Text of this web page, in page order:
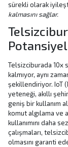
sürekli olarak
kalmasını sağlar.
Telsizciburada 10x
kalmıyor, aynı
şekillendiriyor. IoT
yeteneği, akıllı
geniş bir kullanım
komut algılama
kullanımını daha
çalışmaları,
olmasını garanti